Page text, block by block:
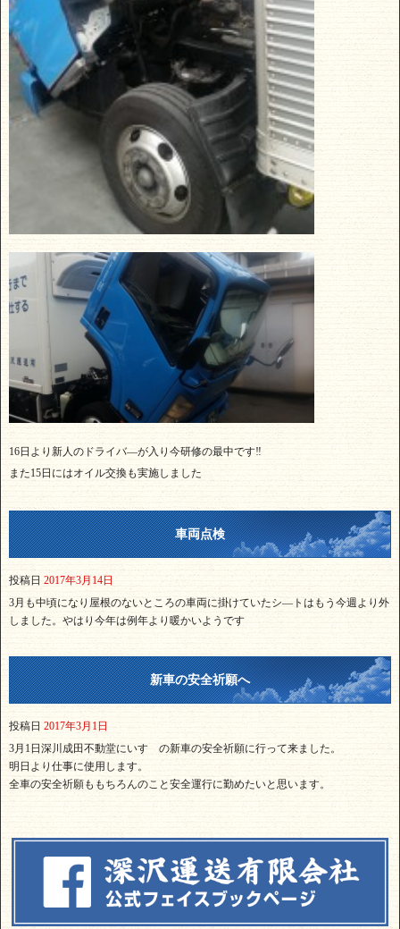
16日より新人のドライバ―が入り今研修の最中です‼
また15日にはオイル交換も実施しました
車両点検
投稿日 2017年3月14日
3月も中頃になり屋根のないところの車両に掛けていたシ―トはもう今週より外
しました。やはり今年は例年より暖かいようです
新車の安全祈願へ
投稿日 2017年3月1日
3月1日深川成田不動堂にいすゞの新車の安全祈願に行って来ました。
明日より仕事に使用します。
全車の安全祈願ももちろんのこと安全運行に勤めたいと思います。